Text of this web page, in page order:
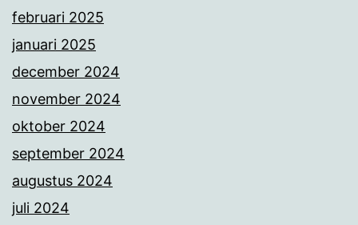
februari 2025
januari 2025
december 2024
november 2024
oktober 2024
september 2024
augustus 2024
juli 2024